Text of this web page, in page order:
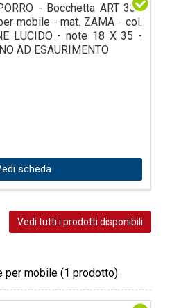
- Bocchetta ART 332
mobile - mat. ZAMA - col.
LUCIDO - note 18 X 35 -
AD ESAURIMENTO
scheda
Vedi tutti i prodotti disponibili
per mobile (1 prodotto)